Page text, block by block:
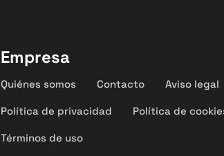
Empresa
Quiénes somos Contacto Aviso legal
Política de privacidad Política de
Términos de uso